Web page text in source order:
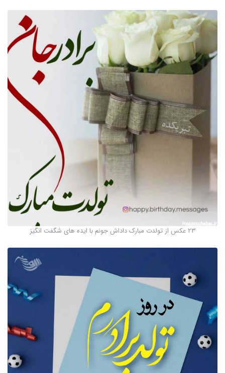
23 عکس از تولدت مبارک داداش جونم با ایده های شگفت انگیز